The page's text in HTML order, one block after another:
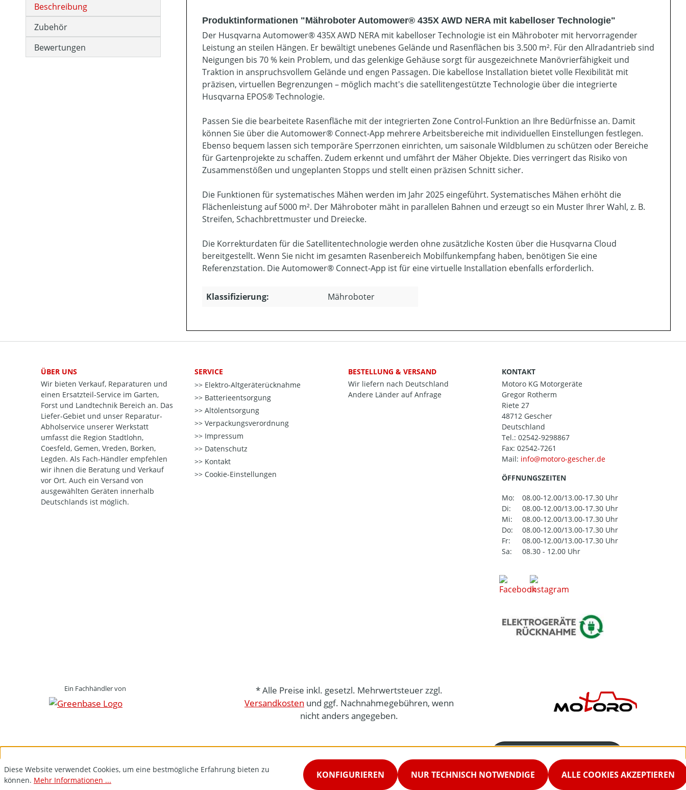
Beschreibung
Zubehör
Bewertungen
Produktinformationen "Mähroboter Automower® 435X AWD NERA mit kabelloser Technologie"
Der Husqvarna Automower® 435X AWD NERA mit kabelloser Technologie ist ein Mähroboter mit hervorragender
Leistung an steilen Hängen. Er bewältigt unebenes Gelände und Rasenflächen bis 3.500 m². Für den Allradantrieb sind
Neigungen bis 70 % kein Problem, und das gelenkige Gehäuse sorgt für ausgezeichnete Manövrierfähigkeit und
Traktion in anspruchsvollem Gelände und engen Passagen. Die kabellose Installation bietet volle Flexibilität mit
präzisen, virtuellen Begrenzungen – möglich macht's die satellitengestützte Technologie über die integrierte
Husqvarna EPOS® Technologie.
Passen Sie die bearbeitete Rasenfläche mit der integrierten Zone Control-Funktion an Ihre Bedürfnisse an. Damit
können Sie über die Automower® Connect-App mehrere Arbeitsbereiche mit individuellen Einstellungen festlegen.
Ebenso bequem lassen sich temporäre Sperrzonen einrichten, um saisonale Wildblumen zu schützen oder Bereiche
für Gartenprojekte zu schaffen. Zudem erkennt und umfährt der Mäher Objekte. Dies verringert das Risiko von
Zusammenstößen und ungeplanten Stopps und stellt einen präzisen Schnitt sicher.
Die Funktionen für systematisches Mähen werden im Jahr 2025 eingeführt. Systematisches Mähen erhöht die
Flächenleistung auf 5000 m². Der Mähroboter mäht in parallelen Bahnen und erzeugt so ein Muster Ihrer Wahl, z. B.
Streifen, Schachbrettmuster und Dreiecke.
Die Korrekturdaten für die Satellitentechnologie werden ohne zusätzliche Kosten über die Husqvarna Cloud
bereitgestellt. Wenn Sie nicht im gesamten Rasenbereich Mobilfunkempfang haben, benötigen Sie eine
Referenzstation. Die Automower® Connect-App ist für eine virtuelle Installation ebenfalls erforderlich.
Klassifizierung: Mähroboter
ÜBER UNS
Wir bieten Verkauf, Reparaturen und
einen Ersatzteil-Service im Garten,
Forst und Landtechnik Bereich an. Das
Liefer-Gebiet und unser Reparatur-
Abholservice unserer Werkstatt
umfasst die Region Stadtlohn,
Coesfeld, Gemen, Vreden, Borken,
Legden. Als Fach-Händler empfehlen
wir ihnen die Beratung und Verkauf
vor Ort. Auch ein Versand von
ausgewählten Geräten innerhalb
Deutschlands ist möglich.
SERVICE
Elektro-Altgeräterücknahme
Batterieentsorgung
Altölentsorgung
Verpackungsverordnung
Impressum
Datenschutz
Kontakt
Cookie-Einstellungen
BESTELLUNG & VERSAND
Wir liefern nach Deutschland
Andere Länder auf Anfrage
KONTAKT
Motoro KG Motorgeräte
Gregor Rotherm
Riete 27
48712 Gescher
Deutschland
Tel.: 02542-9298867
Fax: 02542-7261
Mail:
ÖFFNUNGSZEITEN
Mo:
08.00-12.00/13.00-17.30 Uhr
Di:
08.00-12.00/13.00-17.30 Uhr
Mi:
08.00-12.00/13.00-17.30 Uhr
Do:
08.00-12.00/13.00-17.30 Uhr
Fr:
08.00-12.00/13.00-17.30 Uhr
Sa:
08.30 - 12.00 Uhr
Ein Fachhändler von
* Alle Preise inkl. gesetzl. Mehrwertsteuer zzgl.
Versandkosten und ggf. Nachnahmegebühren, wenn
nicht anders angegeben.
02542-9298867
Servicezeiten
Diese Website verwendet Cookies, um eine bestmögliche Erfahrung bieten zu
können. Mehr Informationen ... NUR TECHNISCH NOTWENDIGE
KONFIGURIEREN ALLE COOKIES AKZEPTIEREN